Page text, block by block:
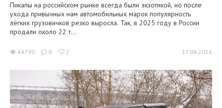
Пикапы на российском рынке всегда были экзотикой, но после
ухода привычных нам автомобильных марок популярность
лёгких грузовичков резко выросла. Так, в 2025 году в России
продали около 22 т...
44790 8 2 17.04.2026